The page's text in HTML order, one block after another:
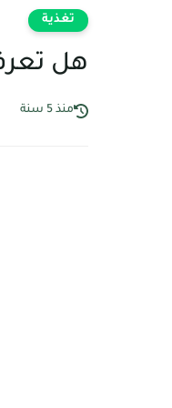
تغذية
هل
منذ 5 سنة